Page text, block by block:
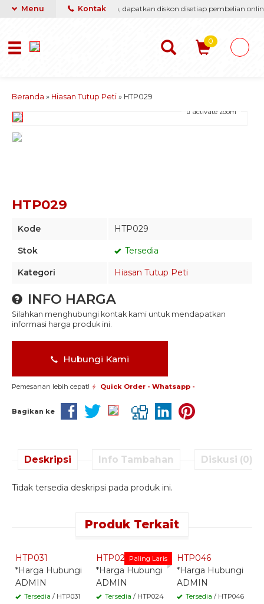
yang terbaik & termurah, dapatkan diskon disetiap pembelian
Menu Kontak
0
Beranda » Hiasan Tutup Peti » HTP029
activate zoom
HTP029
Kode HTP029
Stok Tersedia
Kategori Hiasan Tutup Peti
INFO HARGA
Silahkan menghubungi kontak kami untuk mendapatkan
informasi harga produk ini.
Hubungi Kami
Pemesanan lebih cepat! Quick Order - Whatsapp -
Bagikan ke
Deskripsi Info Tambahan Diskusi (0)
Tidak tersedia deskripsi pada produk ini.
Produk Terkait
HTP031
*Harga Hubungi
ADMIN
Tersedia / HTP031
Quick Order -
Paling Laris
HTP024
*Harga Hubungi
ADMIN
Tersedia / HTP024
HTP046
*Harga Hubungi
ADMIN
Tersedia / HTP046